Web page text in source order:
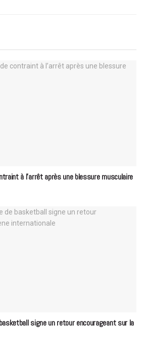
à l’arrêt après une blessure musculaire
signe un retour encourageant sur la